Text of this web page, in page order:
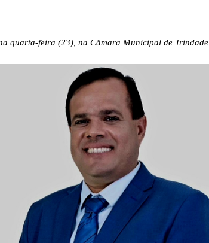
quarta-feira (23), na Câmara Municipal de Trindade